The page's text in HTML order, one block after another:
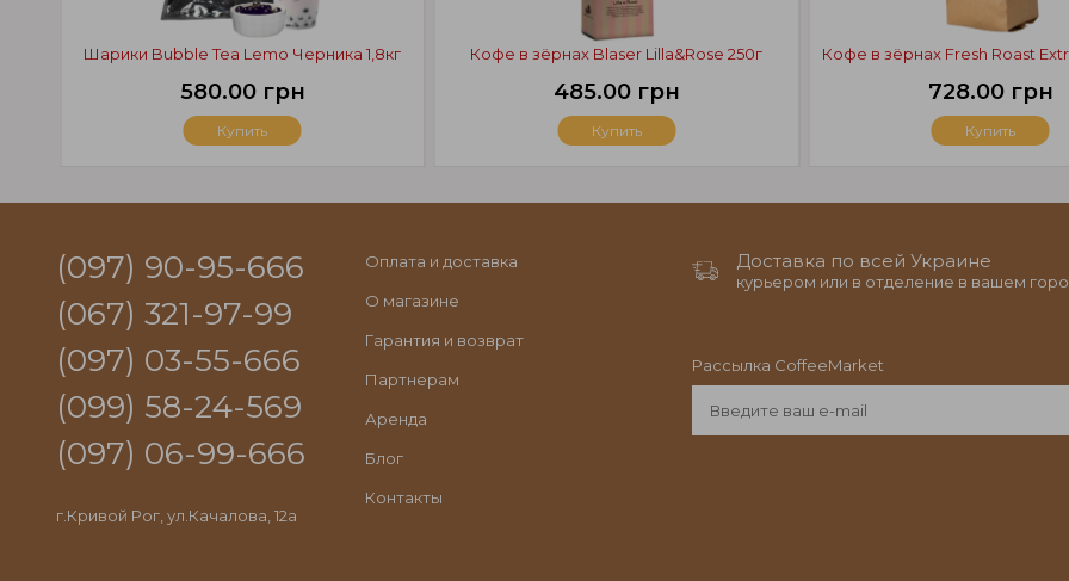
Шарики Bubble Tea Lemo Черника 1,8кг
580.00 грн
Купить
Кофе в зёрнах Blaser Lilla&Rose 250г
485.00 грн
Купить
Кофе в зёрнах Fresh Roast
728.00 грн
Купить
(097) 90-95-666
(067) 321-97-99
(097) 03-55-666
(099) 58-24-569
(097) 06-99-666
г.Кривой Рог, ул.Качалова, 12а
Оплата и доставка
О магазине
Гарантия и возврат
Партнерам
Аренда
Блог
Контакты
Доставка по всей Украине
курьером или в отделение в вашем
Рассылка CoffeeMarket